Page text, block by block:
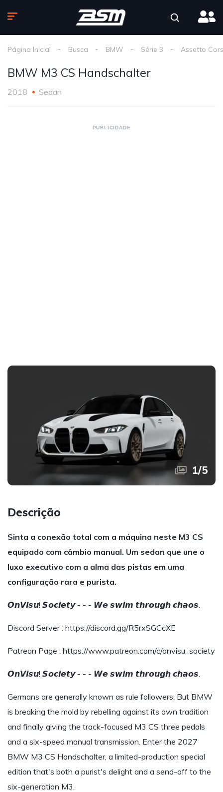
Página Inicial Busca BMW Série 3 Assetto
BMW M3 CS Handschalter
2018 Sedan
PUBLICIDADE
1/5
Descrição
Sinta a conexão total com a máquina neste M3 CS
equipado com câmbio manual. Um sedan que une o
luxo executivo com a alma das pistas em uma
configuração rara e purista.
𝙊𝙣𝙑𝙞𝙨𝙪! 𝙎𝙤𝙘𝙞𝙚𝙩𝙮 - - - 𝙒𝙚 𝙨𝙬𝙞𝙢 𝙩𝙝𝙧𝙤𝙪𝙜𝙝 𝙘𝙝𝙖𝙤𝙨.
Discord Server : https://discord.gg/R5rxSGCcXE
Patreon Page : https://www.patreon.com/c/onvisu_society
𝙊𝙣𝙑𝙞𝙨𝙪! 𝙎𝙤𝙘𝙞𝙚𝙩𝙮 - - - 𝙒𝙚 𝙨𝙬𝙞𝙢 𝙩𝙝𝙧𝙤𝙪𝙜𝙝 𝙘𝙝𝙖𝙤𝙨.
Germans are generally known as rule followers. But BMW
is breaking the mold by rebelling against its own tradition
and finally giving the track-focused M3 CS three pedals
and a six-speed manual transmission. Enter the 2027
BMW M3 CS Handschalter, a limited-production special
edition that's both a purist's delight and a send-off to the
six-generation M3.